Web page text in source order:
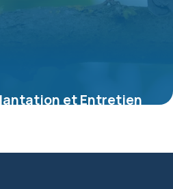
et Entretien